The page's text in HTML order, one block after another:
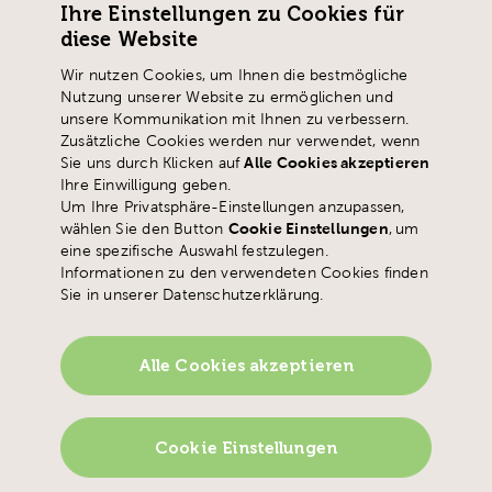
Zaystrasse 42
CH-6410 Goldau
T+41 41 859 05 90
info@phsz.ch
Admin Impressum
Ihre Einstellungen zu Cookies für
diese Website
Wir nutzen Cookies, um Ihnen die bestmögliche
Nutzung unserer Website zu ermöglichen und
unsere Kommunikation mit Ihnen zu verbessern.
Zusätzliche Cookies werden nur verwendet, wenn
Sie uns durch Klicken aufAlle Cookies akzeptieren
Ihre Einwilligung geben.
Um Ihre Privatsphäre-Einstellungen anzupassen,
wählen Sie den Button Cookie Einstellungen, um
eine spezifische Auswahl festzulegen.
Informationen zu den verwendeten Cookies finden
Sie in unserer Datenschutzerklärung.
Alle Cookies akzeptieren
Cookie Einstellungen